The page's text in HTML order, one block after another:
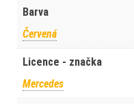
Barva
Červená
Licence - značka
Mercedes